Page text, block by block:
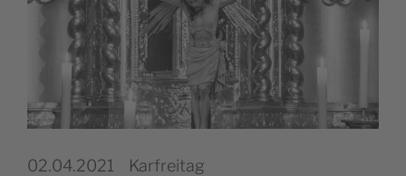
02.04.2021 Karfreitag